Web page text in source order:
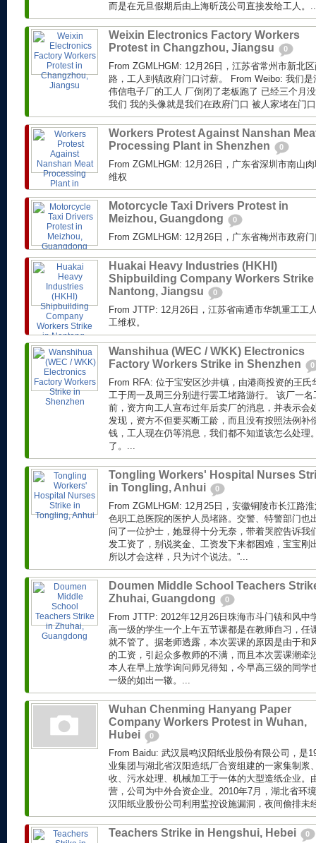
而是在元旦假期后由上海昕茂公司直接发给工人。
Weixin Electronics Factory Workers
Protest in Changzhou, Jiangsu
0
From ZGMLHGM: 12月26日，江苏省常州市新北
路，工人到镇政府门口讨薪。 From Weibo: 我们
伟信电子厂的工人 厂倒闭了老板跑了 已经三个月
我们 我的头像就是我们在政府门口 被人家堵在门
Workers Protest Against Nanshan
Processing Plant in Shenzhen
0
From ZGMLHGM: 12月26日，广东省深圳市南山
维权
Motorcycle Taxi Drivers Protest in
Meizhou, Guangdong
0
From ZGMLHGM: 12月26日，广东省梅州市政府
Huakai Heavy Industries (HKHI)
Shipbuilding Company Workers Strike
Nantong, Jiangsu
0
From JTTP: 12月26日，江苏省南通市华凯重工工
工维权。
Wanshihua (WEC / WKK) Electronics
Factory Workers Strike in Shenzhen
0
From RFA: 位于宝安区沙井镇，由港商投资的王
工于周一及周三分别进行罢工堵路游行。 该厂一
前，资方向工人宣布过年后卖厂的消息，并表示会
发现，资方不但要买断工龄，而且没有按照法例补
钱，工人现在仍等消息，我们都不知道该怎么处理
了。...
Tongling Workers' Hospital Nurses
in Tongling, Anhui
0
From ZGMLHGM: 12月25日，安徽铜陵市长江路
色职工总医院的医护人员堵路。交警、特警部门也
问了一位护士，她显得十分无奈，带着哭腔告诉我
发工资了，别说奖金、工资发下来都困难，宝宝刚
所以才会这样，只为讨个说法。”...
Doumen Middle School Teachers
Zhuhai, Guangdong
0
From JTTP: 2012年12月26日珠海市斗门镇和风中
高一级的学生一个上午五节课都是在教师自习，任
就不管了。据老师透露，本次罢课的原因是由于和
的工资，引起众多教师的不满，而且本次罢课潮牵
本人在早上放学询问师兄得知，今早高三级的同学
一级的如出一辙。...
Wuhan Chenming Hanyang Paper
Company Workers Protest in Wuhan,
Hubei
0
From Baidu: 武汉晨鸣汉阳纸业股份有限公司，是
业集团与湖北省汉阳造纸厂合资组建的一家集制浆
收、污水处理、机械加工于一体的大型造纸企业。
营，公司为中外合资企业。2010年7月，湖北省环
汉阳纸业股份公司利用监控设施漏洞，夜间偷排未
Teachers Strike in Hengshui, Hebei 0